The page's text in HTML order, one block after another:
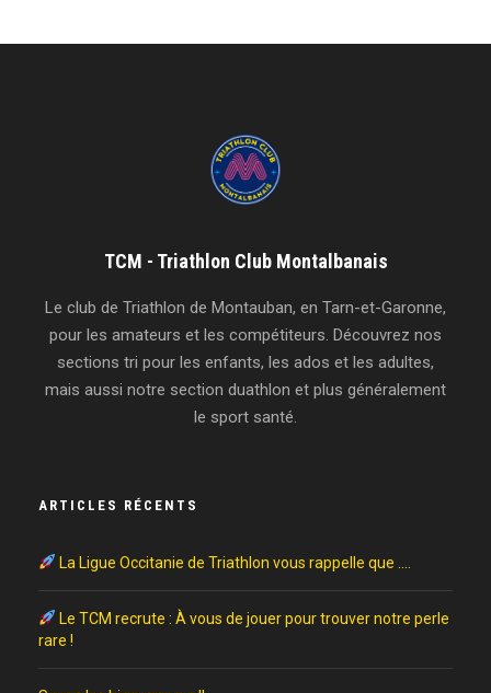
TCM - Triathlon Club Montalbanais
Le club de Triathlon de Montauban, en Tarn-et-Garonne,
pour les amateurs et les compétiteurs. Découvrez nos
sections tri pour les enfants, les ados et les adultes,
mais aussi notre section duathlon et plus généralement
le sport santé.
ARTICLES RÉCENTS
La Ligue Occitanie de Triathlon vous rappelle que ….
Le TCM recrute : À vous de jouer pour trouver notre perle
rare !